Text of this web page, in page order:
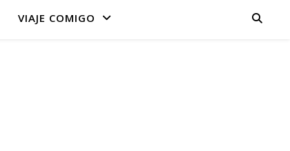
VIAJE COMIGO